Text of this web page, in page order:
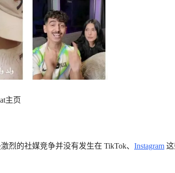
主页
烈的社媒竞争并没有发生在 TikTok、 Instagram